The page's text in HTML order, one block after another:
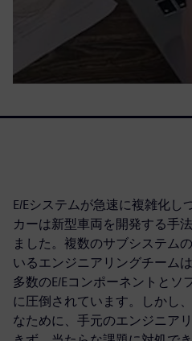
E/Eシステムが急速に複雑化し
カーは新型車両を開発する手
ました。複数のサブシステム
いるエンジニアリングチーム
多数のE/Eコンポーネントとソ
に圧倒されています。しかし
なために、手元のエンジニア